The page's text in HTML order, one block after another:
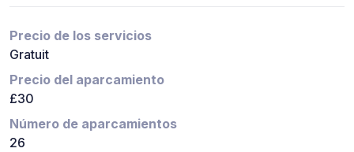
Precio de los servicios
Gratuit
Precio del aparcamiento
£30
Número de aparcamientos
26